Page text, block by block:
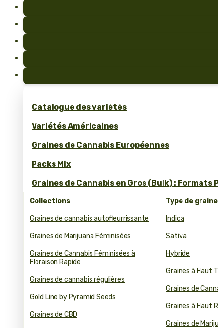
Catalogue des variétés
Variétés Américaines
Graines de Cannabis Européennes
Packs Mix
Graines de Cannabis en Gros (Bulk) : Formats
Collections
Graines de cannabis autofleurrissante
Graines de Marijuana Féminisées
Graines de Cannabis Féminisées à
Floraison Rapide
Graines de cannabis régulières
Gold Line by Pyramid Seeds
Graines de CBD
Type de
Indica
Sativa
Hybride
Graines à Haut
Graines de
Graines à Haut
Graines de